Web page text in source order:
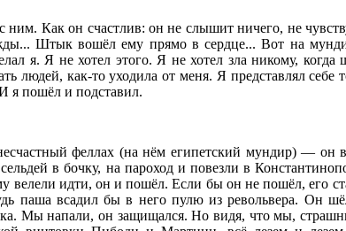
Как он счастлив: он не слышит ничего, не
Штык вошёл ему прямо в сердце... Вот на
я. Я не хотел этого. Я не хотел зла никому, когда
людей, как-то уходила от меня. Я представлял себе
я пошёл и подставил.
феллах (на нём египетский мундир) — он
в бочку, на пароход и повезли в
велели идти, он и пошёл. Если бы он не пошёл, его
паша всадил бы в него пулю из револьвера. Он
Мы напали, он защищался. Но видя, что мы,